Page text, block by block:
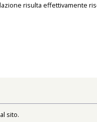
risulta effettivamente
sito.